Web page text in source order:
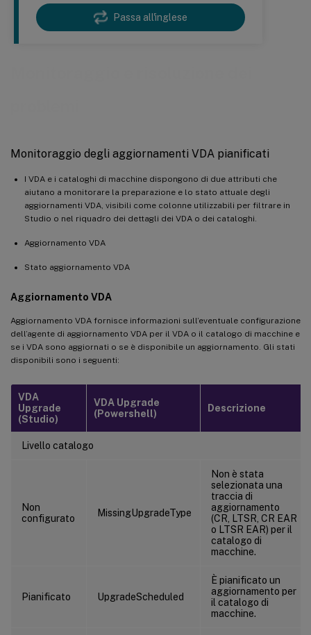
Passa all'inglese
Monitoraggio degli aggiornamenti VDA pianificati
I VDA e i cataloghi di macchine dispongono di due attributi che
aiutano a monitorare la preparazione e lo stato attuale degli
aggiornamenti VDA, visibili come colonne utilizzabili per filtrare in
Studio o nel riquadro dei dettagli dei VDA o dei cataloghi.
Aggiornamento VDA
Stato aggiornamento VDA
Aggiornamento VDA
Aggiornamento VDA fornisce informazioni sull’eventuale configurazione
dell’agente di aggiornamento VDA per il VDA o il catalogo di macchine e
se i VDA sono aggiornati o se è disponibile un aggiornamento. Gli stati
disponibili sono i seguenti:
VDA
Upgrade
(Studio)
VDA Upgrade
(Powershell)
Descrizione
Livello catalogo
Non
configurato
MissingUpgradeType
Non è stata
selezionata una
traccia di
aggiornamento
(CR, LTSR, CR EAR
o LTSR EAR) per il
catalogo di
macchine.
Pianificato UpgradeScheduled
È pianificato un
aggiornamento per
il catalogo di
macchine.